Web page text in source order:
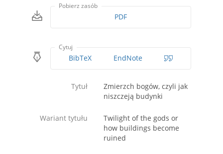
Pobierz zasób
PDF
Cytuj
BibTeX EndNote
Tytuł
Zmierzch bogów, czyli jak
niszczeją budynki
Wariant tytułu
Twilight of the gods or
how buildings become
ruined